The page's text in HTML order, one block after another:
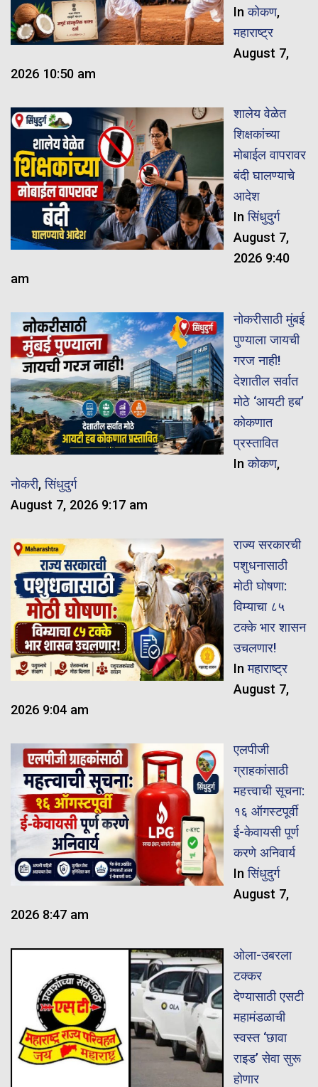
Inकोकण,
महाराष्ट्र
August 7,
2026 10:50 am
शालेय वेळेत
शिक्षकांच्या
मोबाईल वापरावर
बंदी घालण्याचे
आदेश
Inसिंधुदुर्ग
August 7,
2026 9:40
am
नोकरीसाठी मुंबई
पुण्याला जायची
गरज नाही!
देशातील सर्वात
मोठे ‘आयटी हब’
कोकणात
प्रस्तावित
Inकोकण,
नोकरी,सिंधुदुर्ग
August 7, 2026 9:17 am
राज्य सरकारची
पशुधनासाठी
मोठी घोषणा:
विम्याचा ८५
टक्के भार शासन
उचलणार!
Inमहाराष्ट्र
August 7,
2026 9:04 am
एलपीजी
ग्राहकांसाठी
महत्त्वाची सूचना:
१६ ऑगस्टपूर्वी
ई-केवायसी पूर्ण
करणे अनिवार्य
Inसिंधुदुर्ग
August 7,
2026 8:47 am
ओला-उबरला
टक्कर
देण्यासाठी एसटी
महामंडळाची
स्वस्त ‘छावा
राइड’ सेवा सुरू
होणार